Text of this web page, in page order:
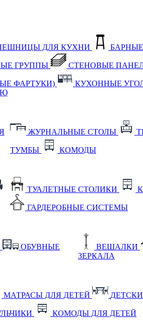
ДЛЯ КУХНИ
ГРУППЫ СТЕНОВЫЕ
ФАРТУКИ) КУХОННЫЕ
ЖУРНАЛЬНЫЕ СТОЛЫ
ТУМБЫ КОМОДЫ
ТУАЛЕТНЫЕ СТОЛИКИ
ГАРДЕРОБНЫЕ СИСТЕМЫ
ОБУВНЫЕ
ВЕШАЛКИ
ЗЕРКАЛА
МАТРАСЫ ДЛЯ ДЕТЕЙ
КОМОДЫ ДЛЯ ДЕТЕЙ